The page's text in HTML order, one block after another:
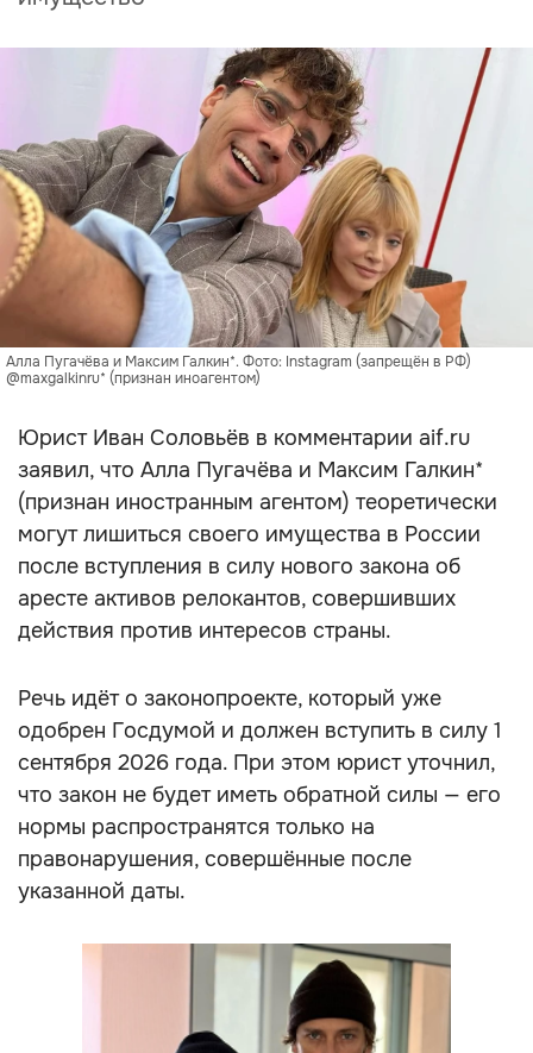
Алла Пугачёва и Максим Галкин*. Фото: Instagram (запрещён в РФ)
@maxgalkinru* (признан иноагентом)
Юрист Иван Соловьёв в комментарии aif.ru
заявил, что Алла Пугачёва и Максим Галкин*
(признан иностранным агентом) теоретически
могут лишиться своего имущества в России
после вступления в силу нового закона об
аресте активов релокантов, совершивших
действия против интересов страны.
Речь идёт о законопроекте, который уже
одобрен Госдумой и должен вступить в силу 1
сентября 2026 года. При этом юрист уточнил,
что закон не будет иметь обратной силы — его
нормы распространятся только на
правонарушения, совершённые после
указанной даты.